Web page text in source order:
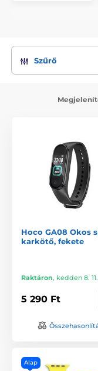
Szűrő
Hoco GA08 Okos
karkötő, fekete
Raktáron, kedden 8.
5 290 Ft
Alap